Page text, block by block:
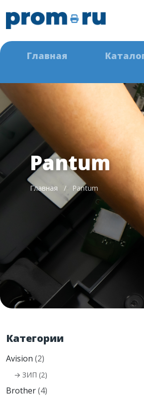
Главная
Pantum
Главная / Pantum
Категории
Avision (2)
→ ЗИП (2)
Brother(4)